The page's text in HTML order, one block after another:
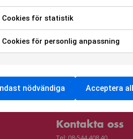
Kontakta oss
Cookies för statistik
Cookies för personlig anpassning
nödvändiga Acceptera